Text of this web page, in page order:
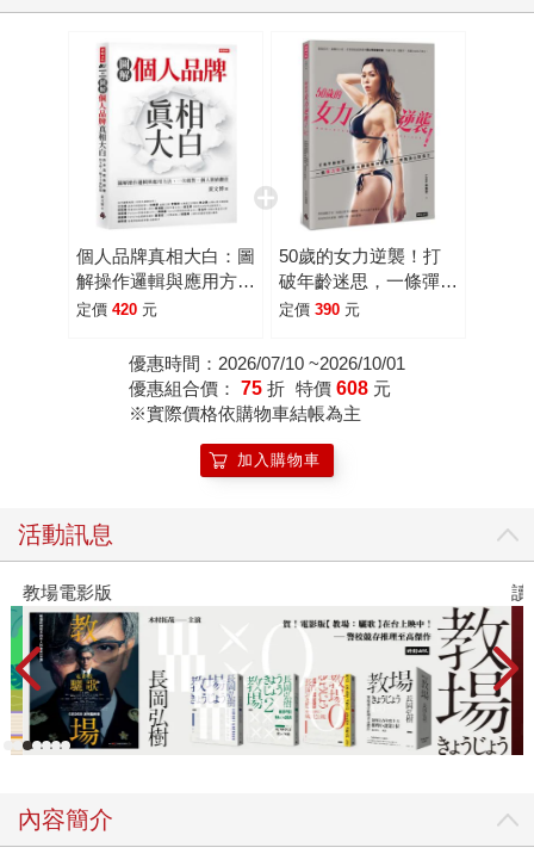
個人品牌真相大白：圖
解操作邏輯與應用方
式。一次做對，個人價
定價 420 元
50歲的女力逆襲！打
破年齡迷思，一條彈力
帶在家練出腰腿臀神級
定價 390 元
優惠時間：2026/07/10 ~2026/10/01
優惠組合價： 75 折 特價 608 元
※實際價格依購物車結帳為主
加入購物車
活動訊息
教場電影版 讀
內容簡介